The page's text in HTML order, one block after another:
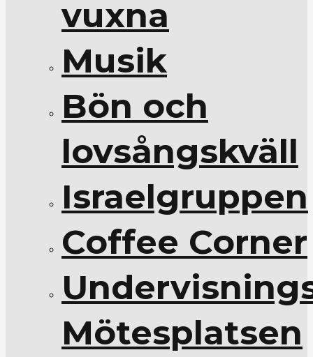
vuxna
Musik
Bön och
lovsångskväll
Israelgruppen
Coffee Corner
Mötesplatsen